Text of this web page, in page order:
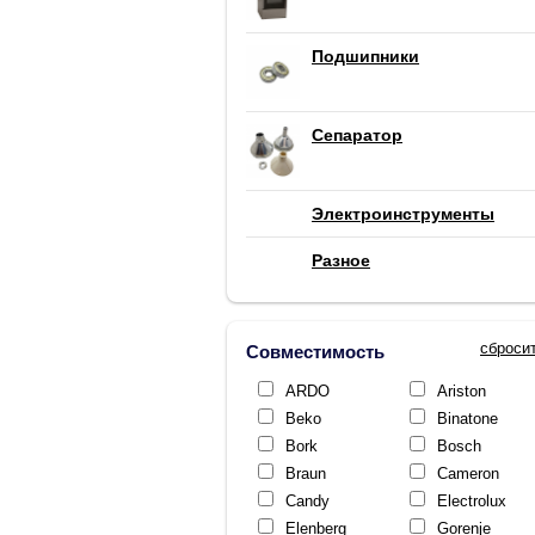
Подшипники
Сепаратор
Электроинструменты
Разное
Совместимость
ARDO
Ariston
Beko
Binatone
Bork
Bosch
Braun
Cameron
Candy
Electrolux
Elenberg
Gorenje